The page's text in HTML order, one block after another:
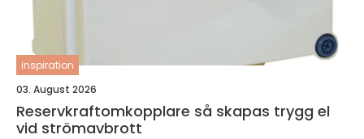
inspiration
03. August 2026
Reservkraftomkopplare så skapas trygg el
vid strömavbrott